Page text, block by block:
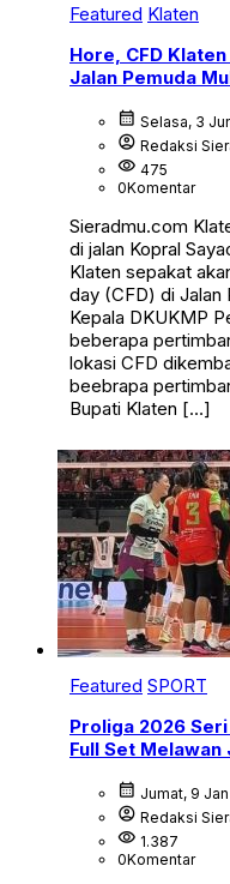
Featured Klaten
Hore, CFD
Jalan Pemuda
calendar_month Selasa, 3
account_circle Redaksi
visibility 475
0Komentar
Sieradmu.com
di jalan Kopral
Klaten sepakat
day (CFD) di Jalan
Kepala DKUKMP
beberapa
lokasi CFD
beebrapa
Bupati Klaten […]
Featured SPORT
Proliga 2026
Full Set Melawan
calendar_month Jumat, 9
account_circle Redaksi
visibility 1.387
0Komentar